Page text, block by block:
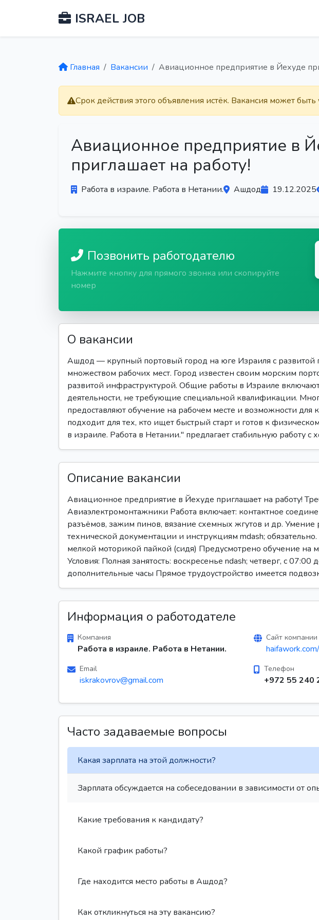
ISRAEL JOB
Главная Вакансии Авиационное предприятие в Йехуде
Срок действия этого объявления истёк. Вакансия может
Авиационное предприятие в
приглашает на работу!
Работа в израиле. Работа в Нетании. Ашдод 19.12.2025
Позвонить работодателю
Нажмите кнопку для прямого звонка или скопируйте
номер
О вакансии
Ашдод — крупный портовый город на юге Израиля с
множеством рабочих мест. Город известен своим морским
развитой инфраструктурой. Общие работы в Израиле
деятельности, не требующие специальной квалификации.
предоставляют обучение на рабочем месте и возможности для
подходит для тех, кто ищет быстрый старт и готов к
в израиле. Работа в Нетании." предлагает стабильную работу с
Описание вакансии
Авиационное предприятие в Йехуде приглашает на работу!
Авиаэлектромонтажники Работа включает: контактное
разъёмов, зажим пинов, вязание схемных жгутов и др. Умение
технической документации и инструкциям mdash;
мелкой моторикой пайкой (сидя) Предусмотрено обучение на
Условия: Полная занятость: воскресенье ndash; четверг, с
дополнительные часы Прямое трудоустройство имеется
Информация о работодателе
Компания
Работа в израиле. Работа в Нетании.
Сайт компании
Email
iskrakovrov@gmail.com
Телефон
+972 55 240
Часто задаваемые вопросы
Какая зарплата на этой должности?
Зарплата обсуждается на собеседовании в зависимости от
Какие требования к кандидату?
Какой график работы?
Где находится место работы в Ашдод?
Как откликнуться на эту вакансию?